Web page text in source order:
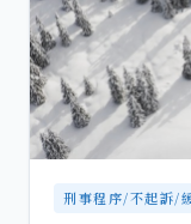
刑事程序/不起訴/